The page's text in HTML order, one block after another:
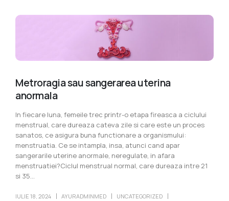
Metroragia sau sangerarea uterina
anormala
In fiecare luna, femeile trec printr-o etapa fireasca a ciclului
menstrual, care dureaza cateva zile si care este un proces
sanatos, ce asigura buna functionare a organismului:
menstruatia. Ce se intampla, insa, atunci cand apar
sangerarile uterine anormale, neregulate, in afara
menstruatiei?Ciclul menstrual normal, care dureaza intre 21
si 35...
IULIE 18, 2024 AYURADMINMED
UNCATEGORIZED